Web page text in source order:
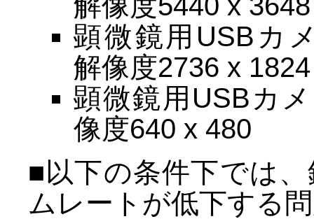
顕微鏡用USBカ
解像度2736 x 1824
顕微鏡用USBカ
像度640 x 480
■以下の条件下では
ムレートが低下する